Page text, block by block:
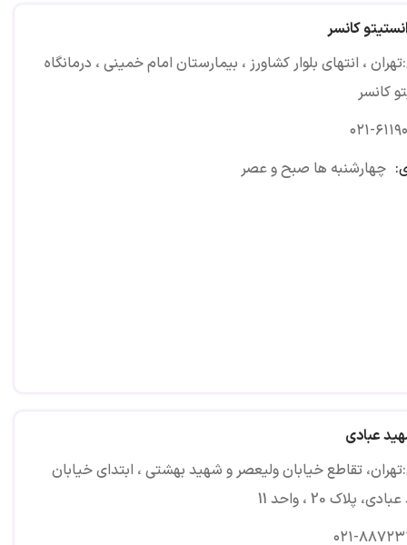
کانسر
، انتهای بلوار کشاورز ، بیمارستان امام خمینی ، درمانگاه
کانسر
چهارشنبه ها صبح و عصر
عبادی
تقاطع خیابان ولیعصر و شهید بهشتی ، ابتدای خیابان
پلاک 20 ، واحد 11
۸۸۷۲۳۴۱۰